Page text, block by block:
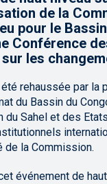
de la
pour le
Conférence
les
rehaussée par
du Bassin du
Sahel et des
de la Commission.
événement de